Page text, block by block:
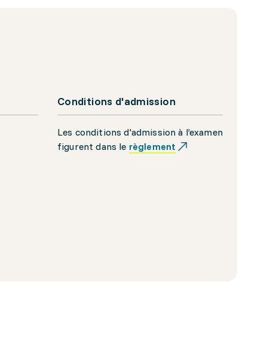
Conditions d'admission
Les conditions d'admission à l’examen
figurent dans le règlement